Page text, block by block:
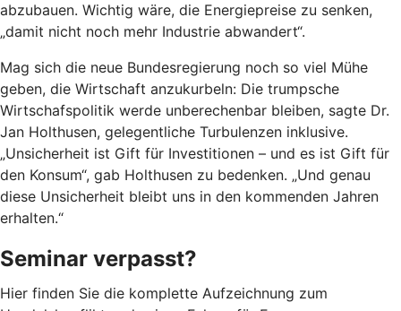
abzubauen. Wichtig wäre, die Energiepreise zu senken,
„damit nicht noch mehr Industrie abwandert“.
Mag sich die neue Bundesregierung noch so viel Mühe
geben, die Wirtschaft anzukurbeln: Die trumpsche
Wirtschafspolitik werde unberechenbar bleiben, sagte Dr.
Jan Holthusen, gelegentliche Turbulenzen inklusive.
„Unsicherheit ist Gift für Investitionen – und es ist Gift für
den Konsum“, gab Holthusen zu bedenken. „Und genau
diese Unsicherheit bleibt uns in den kommenden Jahren
erhalten.“
Seminar verpasst?
Hier finden Sie die komplette Aufzeichnung zum